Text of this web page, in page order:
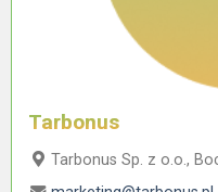
Tarbonus
Tarbonus Sp. z o.o.,